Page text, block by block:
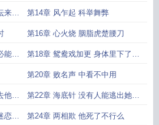
不能人道
来不 第14章 风乍起 科举舞弊
第16章 心火烧 胭脂虎楚腰刀
能行 第18章 鸳鸯戏加更 身体里下了一
场雨
第20章 败名声 中看不中用
他半 第22章 海底针 没有人能逃出她的
算计
恋我 第24章 两相欺 他死了不行么